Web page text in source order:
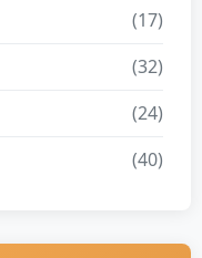
(17)
(32)
(24)
(40)